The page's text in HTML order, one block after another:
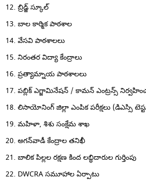
బ్రిడ్జ్ స్కూల్
బాల కార్మిక పాఠశాల
వేసవి పాఠశాలలు
నిరంతర విద్యా కేంద్రాలు
ప్రత్యామ్నాయ పాఠశాలలు
పబ్లిక్ ఎగ్జామినేషన్ / కామన్ ఎంట్రన్స్
లిసాయోనింగ్ జిల్లా ఎంపిక పరీక్షలు (డిఎస్సి
మహిళా, శిశు సంక్షేమ శాఖ
అగన్‌వాడీ కేంద్రాల తనిఖీ
బాలిక పిల్లల రక్షణ కింద లబ్ధిదారుల గుర్తింపు
DWCRA సమూహాల ఏర్పాటు